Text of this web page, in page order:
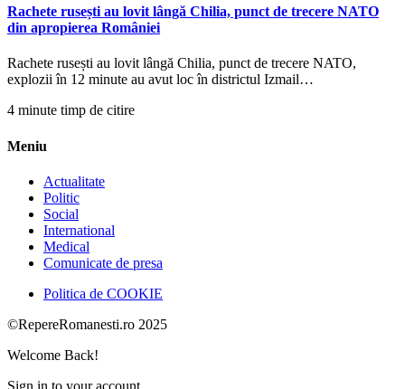
Rachete rusești au lovit lângă Chilia, punct de trecere NATO
din apropierea României
Rachete rusești au lovit lângă Chilia, punct de trecere NATO,
explozii în 12 minute au avut loc în districtul Izmail…
4 minute timp de citire
Meniu
Actualitate
Politic
Social
International
Medical
Comunicate de presa
Politica de COOKIE
©RepereRomanesti.ro 2025
Welcome Back!
Sign in to your account